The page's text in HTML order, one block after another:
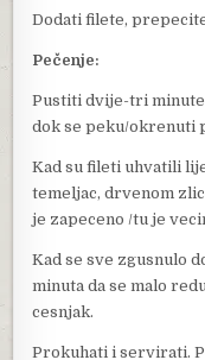
Dodati filete,
Pečenje:
Pustiti dvije-tri minute
dok se peku/okrenuti
Kad su fileti uhvatili
temeljac, drvenom
je zapeceno /tu je
Kad se sve zgusnulo
minuta da se malo
cesnjak.
Prokuhati i servirati.